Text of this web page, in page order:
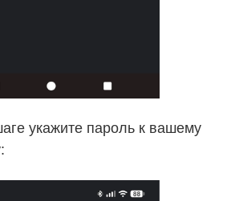
укажите пароль к вашему